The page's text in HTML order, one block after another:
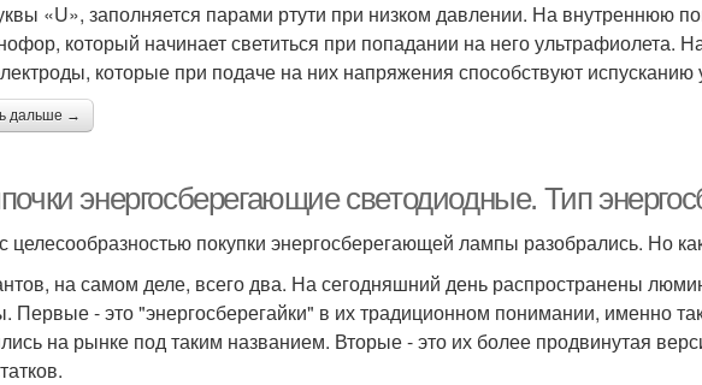
«U», заполняется парами ртути при низком давлении. На внутреннюю
который начинает светиться при попадании на него ультрафиолета.
которые при подаче на них напряжения способствуют испусканию
дальше →
энергосберегающие светодиодные. Тип
целесообразностью покупки энергосберегающей лампы разобрались. Но
на самом деле, всего два. На сегодняшний день распространены
Первые - это "энергосберегайки" в их традиционном понимании, именно
на рынке под таким названием. Вторые - это их более продвинутая